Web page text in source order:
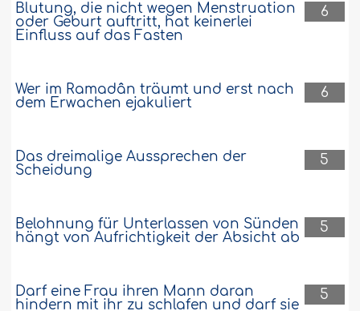
6
Blutung, die nicht wegen Menstruation
oder Geburt auftritt, hat keinerlei
Einfluss auf das Fasten
6
Wer im Ramadân träumt und erst nach
dem Erwachen ejakuliert
5
Das dreimalige Aussprechen der
Scheidung
5
Belohnung für Unterlassen von Sünden
hängt von Aufrichtigkeit der Absicht ab
5
Darf eine Frau ihren Mann daran
hindern mit ihr zu schlafen und darf sie